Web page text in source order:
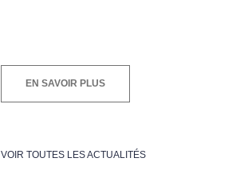
EN SAVOIR PLUS
VOIR TOUTES LES ACTUALITÉS